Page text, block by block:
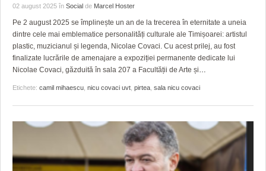
02 august 2025 în Social de Marcel Hoster
Pe 2 august 2025 se împlinește un an de la trecerea în eternitate a uneia
dintre cele mai emblematice personalități culturale ale Timișoarei: artistul
plastic, muzicianul și legenda, Nicolae Covaci. Cu acest prilej, au fost
finalizate lucrările de amenajare a expoziției permanente dedicate lui
Nicolae Covaci, găzduită în sala 207 a Facultății de Arte și
Etichete: camil mihaescu nicu covaci uvt pirtea sala nicu covaci